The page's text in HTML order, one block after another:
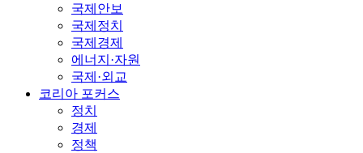
국제안보
국제정치
국제경제
에너지·자원
국제·외교
코리아 포커스
정치
경제
정책